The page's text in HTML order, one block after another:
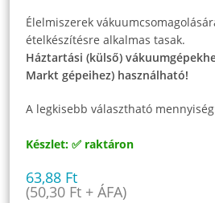
Élelmiszerek
ételkészítésre alkalmas tasak.
Háztartási (külső)
Markt gépeihez) használható!
A legkisebb választható
Készlet: ✅ raktáron
63,88 Ft
(50,30 Ft + ÁFA)